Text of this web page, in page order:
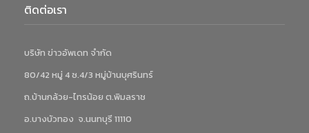
ติดต่อเรา
บริษัท ข่าวอัพเดท จำกัด
80/42 หมู่ 4 ซ.4/3 หมู่บ้านบุศรินทร์
ถ.บ้านกล้วย-ไทรน้อย ต.พิมลราช
อ.บางบัวทอง จ.นนทบุรี 11110